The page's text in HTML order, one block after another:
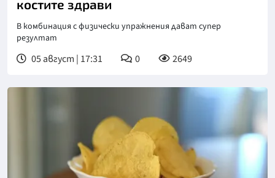
костите здрави
В комбинация с физически упражнения дават супер
резултат
05 август | 17:31 0 2649